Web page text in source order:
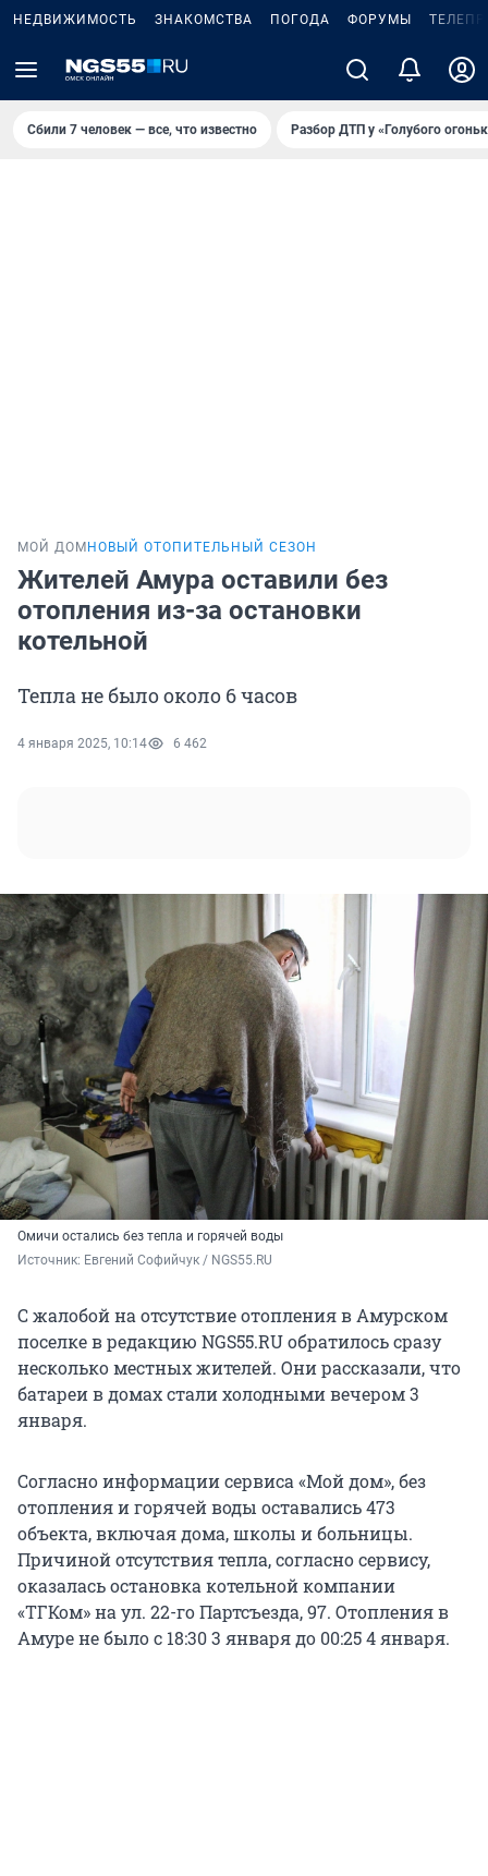
НЕДВИЖИМОСТЬ ЗНАКОМСТВА ПОГОДА ФОРУМЫ
Сбили 7 человек — все, что известно Разбор ДТП у «Голубого
МОЙ ДОМ НОВЫЙ ОТОПИТЕЛЬНЫЙ СЕЗОН
Жителей Амура оставили без
отопления из-за остановки
котельной
Тепла не было около 6 часов
4 января 2025, 10:14 6 462
Омичи остались без тепла и горячей воды
Источник: Евгений Софийчук / NGS55.RU
С жалобой на отсутствие отопления в Амурском
поселке в редакцию NGS55.RU обратилось сразу
несколько местных жителей. Они рассказали, что
батареи в домах стали холодными вечером 3
января.
Согласно информации сервиса «Мой дом», без
отопления и горячей воды оставались 473
объекта, включая дома, школы и больницы.
Причиной отсутствия тепла, согласно сервису,
оказалась остановка котельной компании
«ТГКом» на ул. 22-го Партсъезда, 97. Отопления в
Амуре не было с 18:30 3 января до 00:25 4 января.